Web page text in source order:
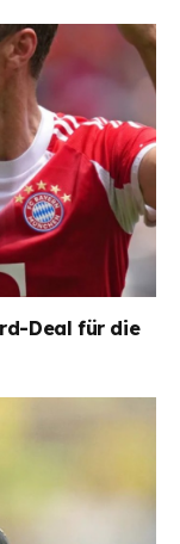
Deal für die